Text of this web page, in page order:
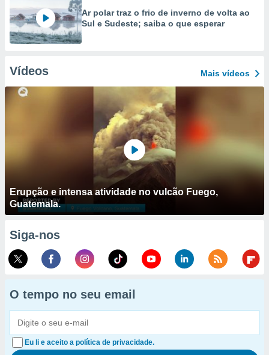
Ar polar traz o frio de inverno de volta ao
Sul e Sudeste; saiba o que esperar
Vídeos Mais vídeos
Erupção e intensa atividade no vulcão Fuego,
Guatemala.
Siga-nos
O tempo no seu email
Eu li e aceito a política de privacidade.